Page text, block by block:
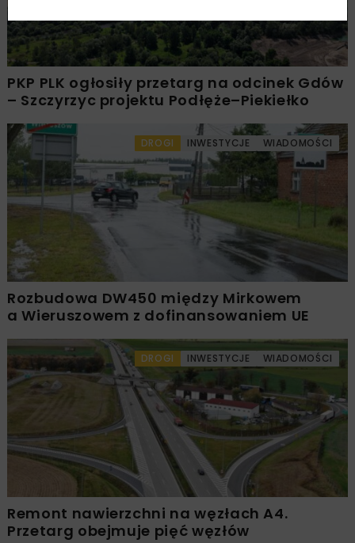
PKP PLK ogłosiły przetarg na odcinek Gdów
– Szczyrzyc projektu Podłęże–Piekiełko
DROGI INWESTYCJE WIADOMOŚCI
Rozbudowa DW450 między Mirkowem
a Wieruszowem z dofinansowaniem UE
DROGI INWESTYCJE WIADOMOŚCI
Remont nawierzchni na węzłach A4.
Przetarg obejmuje pięć węzłów